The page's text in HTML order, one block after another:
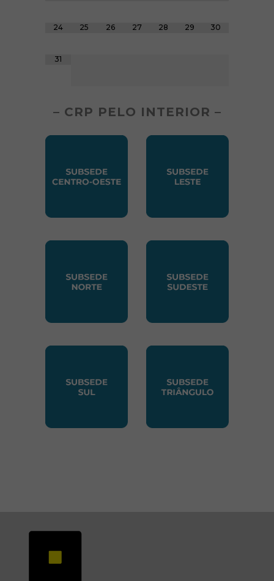
24 25 26 27 28 29 30
31
– CRP PELO INTERIOR –